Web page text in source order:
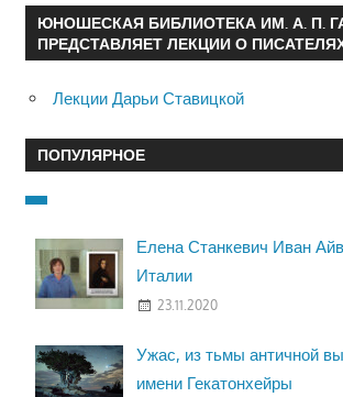
ЮНОШЕСКАЯ БИБЛИОТЕКА ИМ. А. П.
ПРЕДСТАВЛЯЕТ ЛЕКЦИИ О
Лекции Дарьи Ставицкой
ПОПУЛЯРНОЕ
Елена Станкевич Иван
Италии
23.11.2020
Ужас, из тьмы античной
имени Гекатонхейры